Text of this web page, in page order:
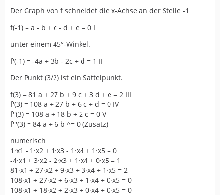
Der Graph von f schneidet die x-Achse an der Stelle -1
f(-1) = a - b + c - d + e = 0 I
unter einem 45°-Winkel.
f'(-1) = -4a + 3b - 2c + d = 1 II
Der Punkt (3/2) ist ein Sattelpunkt.
f(3) = 81 a + 27 b + 9 c + 3 d + e = 2 III
f'(3) = 108 a + 27 b + 6 c + d = 0 IV
f''(3) = 108 a + 18 b + 2 c = 0 V
f'''(3) = 84 a + 6 b ^= 0 (Zusatz)
numerisch
1·x1 - 1·x2 + 1·x3 - 1·x4 + 1·x5 = 0
-4·x1 + 3·x2 - 2·x3 + 1·x4 + 0·x5 = 1
81·x1 + 27·x2 + 9·x3 + 3·x4 + 1·x5 = 2
108·x1 + 27·x2 + 6·x3 + 1·x4 + 0·x5 = 0
108·x1 + 18·x2 + 2·x3 + 0·x4 + 0·x5 = 0